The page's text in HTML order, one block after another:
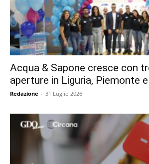
Acqua & Sapone cresce con
aperture in Liguria, Piemonte
Redazione - 31 Luglio 2026